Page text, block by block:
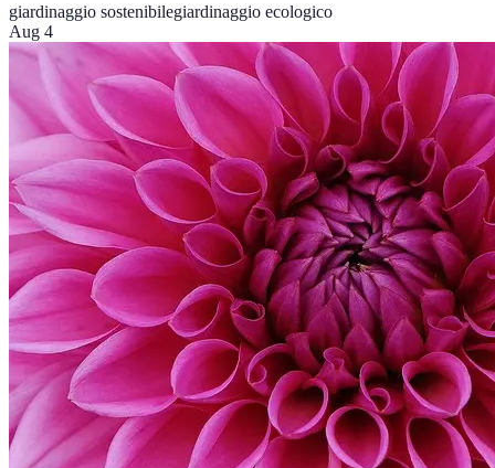
giardinaggio sostenibilegiardinaggio ecologico
Aug 4